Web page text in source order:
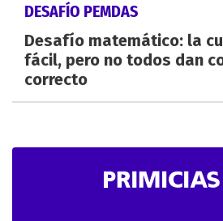
DESAFÍO PEMDAS
Desafío matemático: la
fácil, pero no todos dan
correcto